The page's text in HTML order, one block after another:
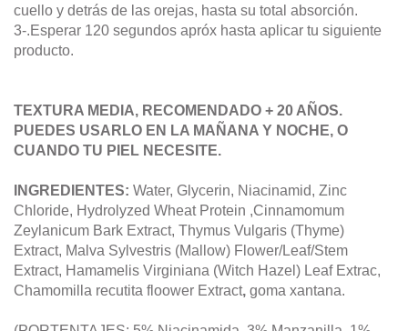
cuello y detrás de las orejas, hasta su total absorción.
3-.Esperar 120 segundos apróx hasta aplicar tu siguiente
producto.
TEXTURA MEDIA, RECOMENDADO + 20 AÑOS.
PUEDES USARLO EN LA MAÑANA Y NOCHE, O
CUANDO TU PIEL NECESITE.
INGREDIENTES: Water, Glycerin, Niacinamid, Zinc
Chloride, Hydrolyzed Wheat Protein ,Cinnamomum
Zeylanicum Bark Extract, Thymus Vulgaris (Thyme)
Extract, Malva Sylvestris (Mallow) Flower/Leaf/Stem
Extract, Hamamelis Virginiana (Witch Hazel) Leaf Extrac,
Chamomilla recutita floower Extract, goma xantana.